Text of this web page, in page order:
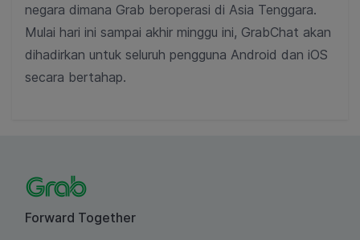
negara dimana Grab beroperasi di Asia Tenggara.
Mulai hari ini sampai akhir minggu ini, GrabChat akan
dihadirkan untuk seluruh pengguna Android dan iOS
secara bertahap.
Forward Together